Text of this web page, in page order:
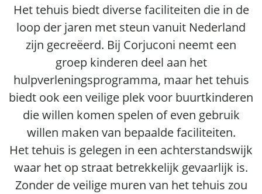
Het tehuis biedt diverse faciliteiten die in de
loop der jaren met steun vanuit Nederland
zijn gecreëerd. Bij Corjuconi neemt een
groep kinderen deel aan het
hulpverleningsprogramma, maar het tehuis
biedt ook een veilige plek voor buurtkinderen
die willen komen spelen of even gebruik
willen maken van bepaalde faciliteiten.
Het tehuis is gelegen in een achterstandswijk
waar het op straat betrekkelijk gevaarlijk is.
Zonder de veilige muren van het tehuis zou